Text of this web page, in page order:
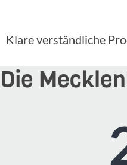
Klare verständliche
Die